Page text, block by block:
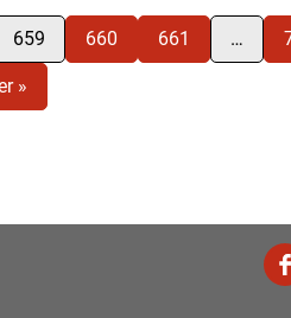
659 660 661 …
»